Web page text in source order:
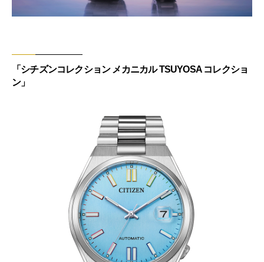
「シチズンコレクション メカニカル TSUYOSA コレクショ
ン」